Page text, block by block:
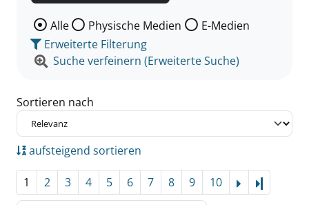
Wählen Sie die Medienart nach der Sie suchen wollen.
Alle Physische Medien
E-Medien
Erweiterte Filterung
Suche verfeinern (Erweiterte Suche)
Sortieren nach
aufsteigend sortieren
1 2 3 4 5 6 7 8 9 10